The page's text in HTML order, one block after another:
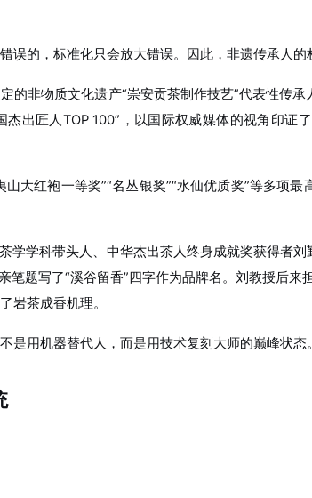
的，标准化只会放大错误。因此，非遗传承人的
非物质文化遗产“崇安贡茶制作技艺”代表性传
出匠人TOP 100”，以国际权威媒体的视角印证
大红袍一等奖”“名丛银奖”“水仙优质奖”等多项
学学科带头人、中华杰出茶人终身成就奖获得者
题写了“溪谷留香”四字作为品牌名。刘教授后
岩茶成香机理。
用机器替代人，而是用技术复刻大师的巅峰状态。